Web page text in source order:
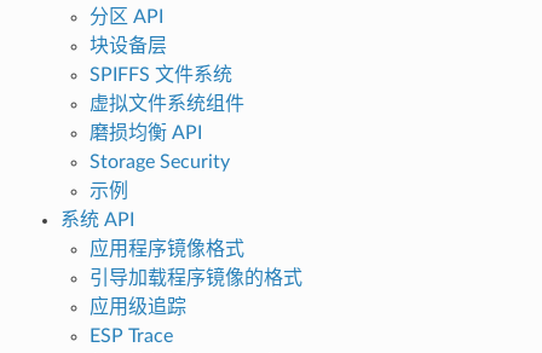
分区 API
块设备层
SPIFFS 文件系统
虚拟文件系统组件
磨损均衡 API
Storage Security
示例
系统 API
应用程序镜像格式
引导加载程序镜像的格式
应用级追踪
ESP Trace